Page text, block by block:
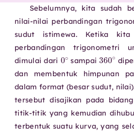
Sebelumnya, kita sudah
nilai-nilai perbandingan
sudut istimewa. Ketika kita
perbandingan trigonometri
dimulai dari
0∘
sampai
360∘
dan membentuk himpunan
dalam format (besar sudut,
tersebut disajikan pada
titik-titik yang kemudian
terbentuk suatu kurva, yang